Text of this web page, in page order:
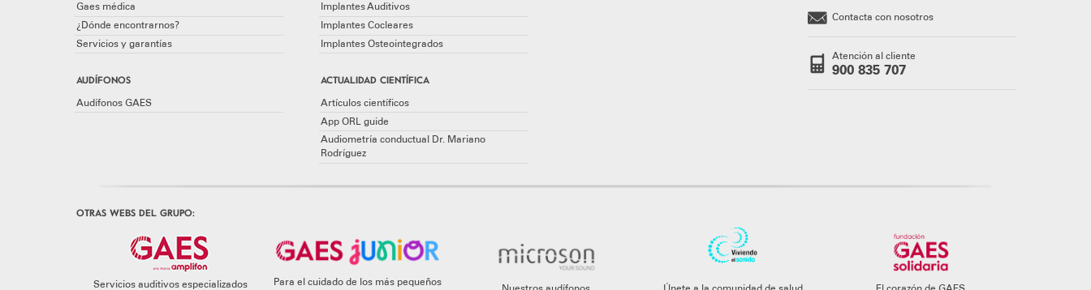
Gaes médica
¿Dónde encontrarnos?
Servicios y garantías
AUDÍFONOS
Audífonos GAES
Implantes Auditivos
Implantes Cocleares
Implantes Osteointegrados
ACTUALIDAD CIENTÍFICA
Artículos científicos
App ORL guide
Audiometría conductual Dr. Mariano
Rodríguez
Contacta con nosotros
Atención al cliente
900 835 707
OTRAS WEBS DEL GRUPO:
Servicios auditivos especializados Para el cuidado de los más pequeños